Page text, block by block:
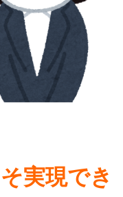
実現でき